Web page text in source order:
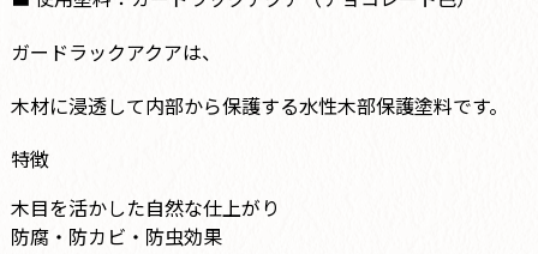
ガードラックアクアは、
木材に浸透して内部から保護する水性木部保護塗料です。
特徴
木目を活かした自然な仕上がり
防腐・防カビ・防虫効果